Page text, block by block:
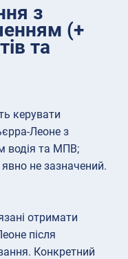
з
(+
та
керувати
Леоне з
водія та МПВ;
не зазначений.
отримати
після
Конкретний